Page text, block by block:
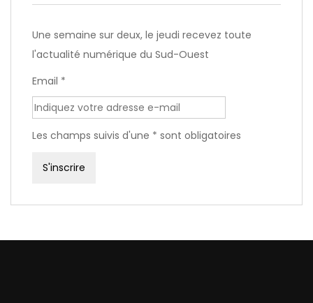
Une semaine sur deux, le jeudi recevez toute
l'actualité numérique du Sud-Ouest
Email *
Les champs suivis d'une * sont obligatoires